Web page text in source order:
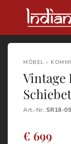
MÖBEL ›
Vintage
Art.-Nr. SR18-
€ 699